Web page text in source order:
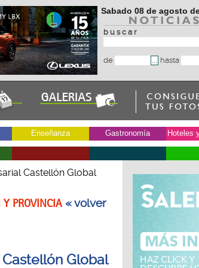
Sabado 08 de agosto
b u s c a r
de hasta
Enseñanza Gastronomía Hoteles
Castellón Global
Y PROVINCIA« volver
Global